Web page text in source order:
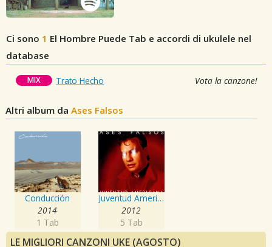
Ci sono 1 El Hombre Puede Tab e accordi di ukulele nel
database
MIX Trato Hecho Vota la canzone!
Altri album daAses Falsos
Conducción
2014
1 Tab
Juventud Americana
2012
5 Tab
LE MIGLIORI CANZONI UKE (AGOSTO)